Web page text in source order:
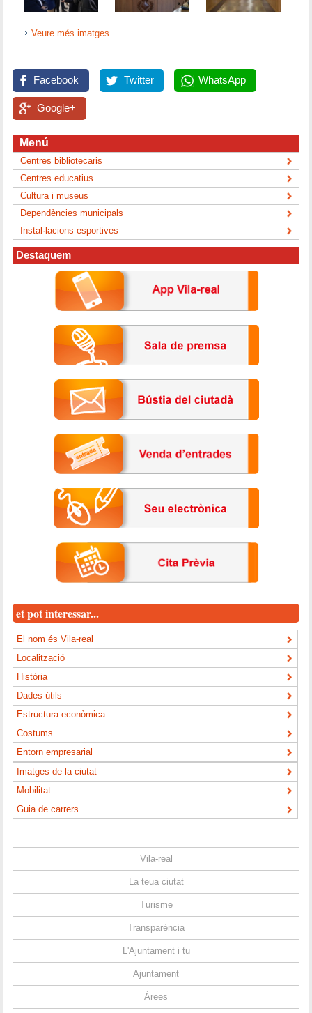
Veure més imatges
Facebook Twitter WhatsApp
Google+
Menú
Centres bibliotecaris
Centres educatius
Cultura i museus
Dependències municipals
Instal·lacions esportives
Destaquem
et pot interessar...
El nom és Vila-real
Localització
Història
Dades útils
Estructura econòmica
Costums
Entorn empresarial
Imatges de la ciutat
Mobilitat
Guia de carrers
Vila-real
La teua ciutat
Turisme
Transparència
L'Ajuntament i tu
Ajuntament
Àrees